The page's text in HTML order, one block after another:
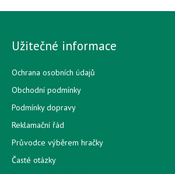
Užitečné informace
Ochrana osobních údajů
Obchodní podmínky
Podmínky dopravy
Reklamační řád
Průvodce výběrem hračky
Časté otázky